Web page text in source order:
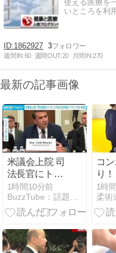
使える医療を
いところを利
1862927 3
週間IN:60 週間OUT:20 月間IN:270
最新の記事画像
米議会上院 司
法長官にトラ
ンプ氏の元弁
護士ブランチ
氏 賛成50反対
認(2026年8月
9日)
1時間10分前
コ
り！
1時